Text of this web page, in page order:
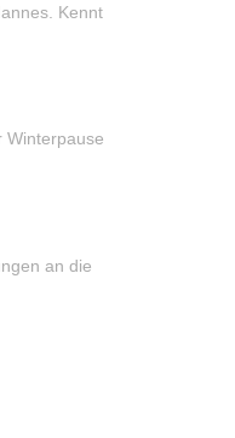
Kennt
Winterpause
an die